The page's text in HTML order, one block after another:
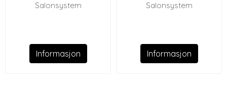
Salonsystem
Informasjon
Salonsystem
Informasjon